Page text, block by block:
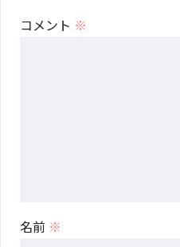
コメント ※
名前 ※